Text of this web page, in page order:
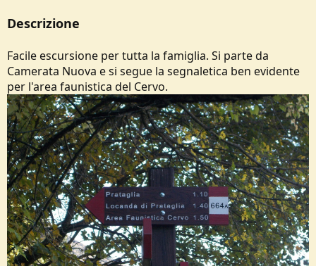
Descrizione
Facile escursione per tutta la famiglia. Si parte da
Camerata Nuova e si segue la segnaletica ben evidente
per l'area faunistica del Cervo.